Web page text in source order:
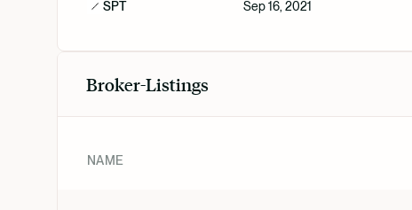
SPT Sep 16, 2021
Broker-Listings
NAME